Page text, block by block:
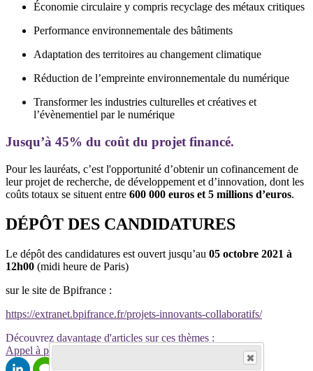
Économie circulaire y compris recyclage des métaux critiques
Performance environnementale des bâtiments
Adaptation des territoires au changement climatique
Réduction de l’empreinte environnementale du numérique
Transformer les industries culturelles et créatives et
l’évènementiel par le numérique
Jusqu’à 45% du coût du projet financé.
Pour les lauréats, c’est l'opportunité d’obtenir un cofinancement de
leur projet de recherche, de développement et d’innovation, dont les
coûts totaux se situent entre 600 000 euros et 5 millions d’euros.
DÉPÔT DES CANDIDATURES
Le dépôt des candidatures est ouvert jusqu’au 05 octobre 2021 à
12h00 (midi heure de Paris)
sur le site de Bpifrance :
https://extranet.bpifrance.fr/projets-innovants-collaboratifs/
Découvrez davantage d'articles sur ces thèmes :
Appel à projets